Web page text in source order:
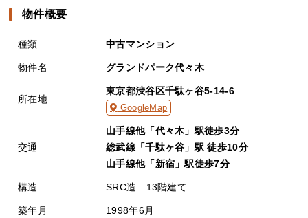
物件概要
種類 中古マンション
物件名 グランドパーク代々木
所在地
東京都渋谷区千駄ヶ谷5-14-6
GoogleMap
交通
山手線他「代々木」駅徒歩3分
総武線「千駄ヶ谷」駅 徒歩10分
山手線他「新宿」駅徒歩7分
構造 SRC造 13階建て
築年月 1998年6月